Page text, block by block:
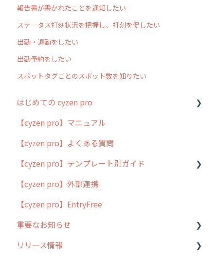
報告書が書かれたことを通知したい
ステータス打刻状況を把握し、打刻を促したい
出勤・退勤をしたい
出勤予約をしたい
スポットタグごとのスポット数を知りたい
はじめての cyzen pro
cyzen pro とは？
簡易マニュアル
cyzen proの位置情報取得について
用語集
よくある質問
【cyzen pro】マニュアル
【cyzen pro】よくある質問
【cyzen pro】テンプレート別ガイド
ポスティング
ラウンダー
メンテナンス
外廻り営業
【cyzen pro】外部連携
【cyzen pro】EntryFree
重要なお知らせ
過去の重要なお知らせ
リリース情報